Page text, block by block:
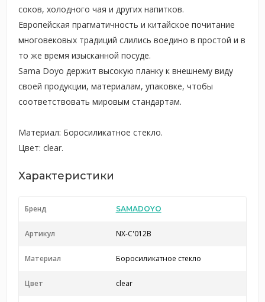
соков, холодного чая и других напитков.
Европейская прагматичность и китайское почитание
многовековых традиций слились воедино в простой и в
то же время изысканной посуде.
Sama Doyo держит высокую планку к внешнему виду
своей продукции, материалам, упаковке, чтобы
соответствовать мировым стандартам.
Материал: Боросиликатное стекло.
Цвет: clear.
Характеристики
Бренд SAMADOYO
Артикул NX-C'012B
Материал Боросиликатное стекло
Цвет clear